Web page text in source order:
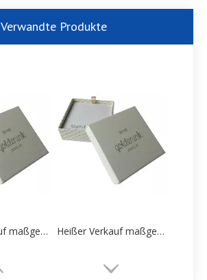
Verwandte Produkte
Heißer Verkauf maßgeschneiderte Halskette Verpackung Box Fabrik Direktverkauf Heißer Verkauf maßgeschneiderte Halskette Verpackung Box Fabrik Direktverkauf